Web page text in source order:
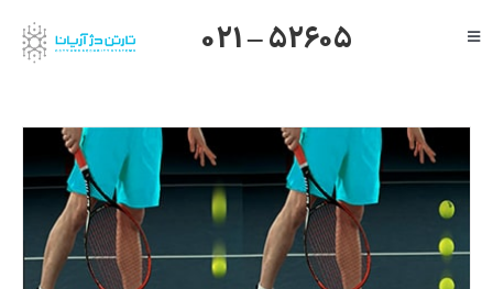
to
Toggle
گرنداستریم
یالینک
میکروتیک
هایک ویژن
021 – 52605